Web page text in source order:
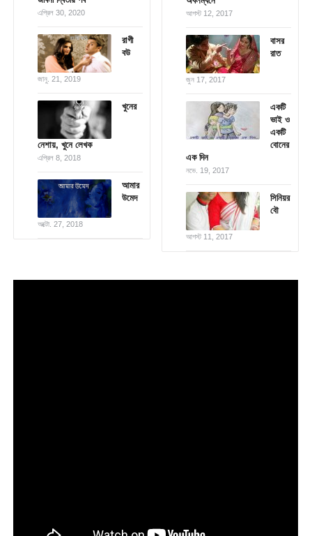
এপ্রিল 30, 2020
রাগী
বউ
জানু. 21, 2019
খুনের
নেশায়, খুনে লেখক
এপ্রিল 8, 2018
আমার
উমেদ
অক্টো. 27, 2018
আগস্ট 12, 2017
বাসর
রাত
জুন 17, 2017
একটি
ভাই ও
একটি
বোনের
এক দিন
নভে. 19, 2017
সিনিয়র
বৌ
আগস্ট 11, 2017